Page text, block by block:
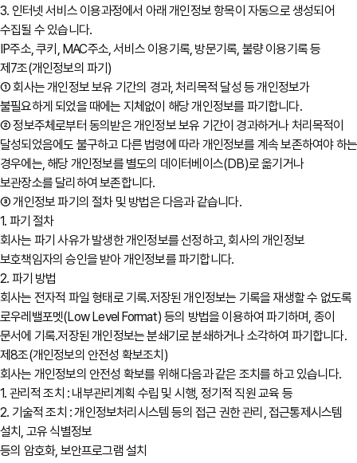
3. 인터넷 서비스 이용과정에서 아래 개인정보 항목이 자동으로 생성되어
수집될 수 있습니다.
IP주소, 쿠키, MAC주소, 서비스 이용기록, 방문기록, 불량 이용기록 등
제7조(개인정보의 파기)
① 회사는 개인정보 보유 기간의 경과, 처리목적 달성 등 개인정보가
불필요하게 되었을 때에는 지체없이 해당 개인정보를 파기합니다.
② 정보주체로부터 동의받은 개인정보 보유 기간이 경과하거나 처리목적이
달성되었음에도 불구하고 다른 법령에 따라 개인정보를 계속 보존하여야 하는
경우에는, 해당 개인정보를 별도의 데이터베이스(DB)로 옮기거나
보관장소를 달리하여 보존합니다.
③ 개인정보 파기의 절차 및 방법은 다음과 같습니다.
1. 파기 절차
회사는 파기 사유가 발생한 개인정보를 선정하고, 회사의 개인정보
보호책임자의 승인을 받아 개인정보를 파기합니다.
2. 파기 방법
회사는 전자적 파일 형태로 기록․저장된 개인정보는 기록을 재생할 수 없도록
로우레밸포멧(Low Level Format) 등의 방법을 이용하여 파기하며, 종이
문서에 기록․저장된 개인정보는 분쇄기로 분쇄하거나 소각하여 파기합니다.
제8조(개인정보의 안전성 확보조치)
회사는 개인정보의 안전성 확보를 위해 다음과 같은 조치를 하고 있습니다.
1. 관리적 조치 : 내부관리계획 수립 및 시행, 정기적 직원 교육 등
2. 기술적 조치 : 개인정보처리시스템 등의 접근 권한 관리, 접근통제시스템
설치, 고유 식별정보
등의 암호화, 보안프로그램 설치